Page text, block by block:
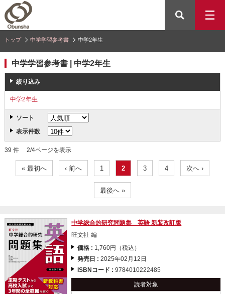
トップ 中学学習参考書 中学2年生
中学学習参考書 | 中学2年生
絞り込み
中学2年生
ソート
表示件数
39 件 2/4ページを表示
« 最初へ ‹ 前へ 1 2 3 4 次へ ›
最後へ »
中学総合的研究問題集 英語 新装改訂版
旺文社 編
価格 : 1,760円（税込）
発売日 :2025年02月12日
ISBNコード :9784010222485
読者対象